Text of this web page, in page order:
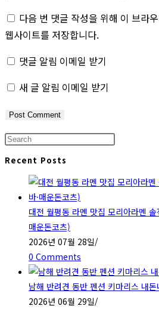
username
to
comment
address
to
comment
website
URL
(optional)
다음 번 댓글 작성을 위해 이 브라
웹사이트를 저장합니다.
댓글 알림 이메일 받기
새 글 알림 이메일 받기
Press
close
search
Recent Posts
대전 월평동 라멘 맛집 모리아라멘 솔
매운돈코츠)
2026년 07월 28일/
0 Comments
남해 반려견 동반 펜션 키마리스 내돈
2026년 06월 29일/